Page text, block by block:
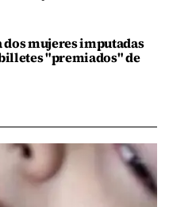
dos mujeres imputadas
"premiados" de